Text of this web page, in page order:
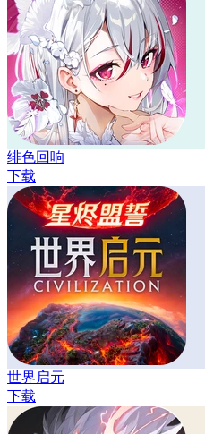
绯色回响
下载
世界启元
下载